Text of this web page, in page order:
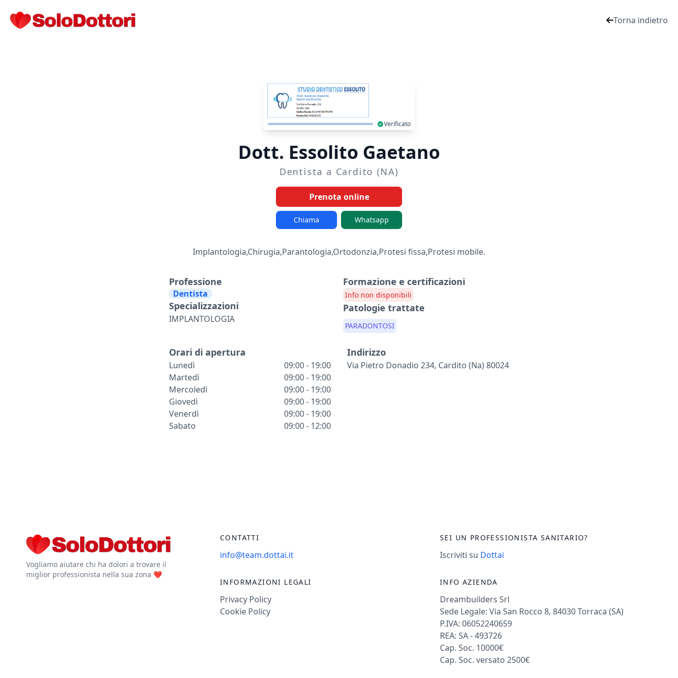
Torna indietro
Verificato
Dott. Essolito Gaetano
Dentista a Cardito (NA)
Prenota online
Chiama Whatsapp
Implantologia,Chirugia,Parantologia,Ortodonzia,Protesi fissa,Protesi mobile.
Professione
Dentista
Specializzazioni
IMPLANTOLOGIA
Formazione e certificazioni
Info non disponibili
Patologie trattate
PARADONTOSI
Orari di apertura
Lunedì
09:00 - 19:00
Martedì
09:00 - 19:00
Mercoledì
09:00 - 19:00
Giovedì
09:00 - 19:00
Venerdì
09:00 - 19:00
Sabato
09:00 - 12:00
Indirizzo
Via Pietro Donadio 234, Cardito (na) 80024
Vogliamo aiutare chi ha dolori a trovare il
miglior professionista nella sua zona ❤️
CONTATTI
info@team.dottai.it
INFORMAZIONI LEGALI
Privacy Policy
Cookie Policy
SEI UN PROFESSIONISTA SANITARIO?
Iscriviti su Dottai
INFO AZIENDA
Dreambuilders Srl
Sede Legale: Via San Rocco 8, 84030 Torraca (SA)
P.IVA: 06052240659
REA: SA - 493726
Cap. Soc. 10000€
Cap. Soc. versato 2500€